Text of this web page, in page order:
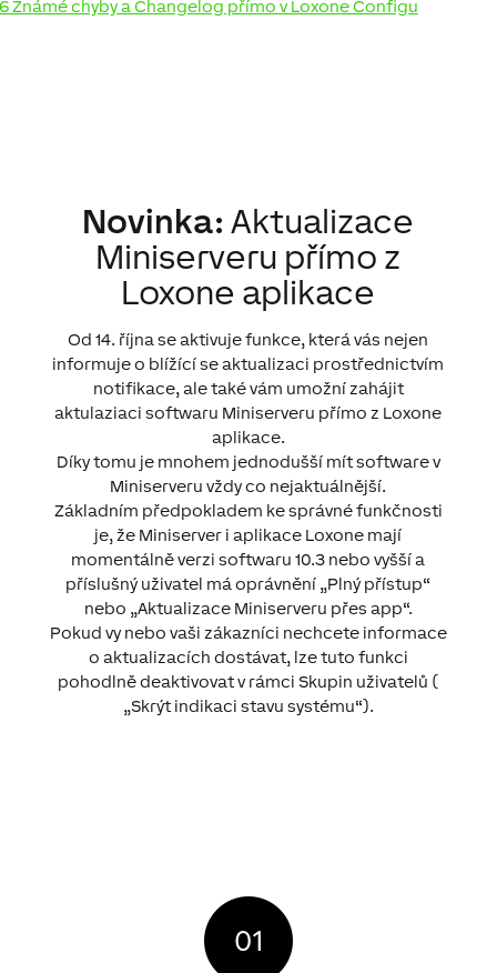
Známé chyby a Changelog přímo v Loxone Configu
Novinka: Aktualizace
Miniserveru přímo z
Loxone aplikace
Od 14. října se aktivuje funkce, která vás nejen
informuje o blížící se aktualizaci prostřednictvím
notifikace, ale také vám umožní zahájit
aktulaziaci softwaru Miniserveru přímo z Loxone
aplikace.
Díky tomu je mnohem jednodušší mít software v
Miniserveru vždy co nejaktuálnější.
Základním předpokladem ke správné funkčnosti
je, že Miniserver i aplikace Loxone mají
momentálně verzi softwaru 10.3 nebo vyšší a
příslušný uživatel má oprávnění „Plný přístup“
nebo „Aktualizace Miniserveru přes app“.
Pokud vy nebo vaši zákazníci nechcete informace
o aktualizacích dostávat, lze tuto funkci
pohodlně deaktivovat v rámci Skupin uživatelů (
„Skrýt indikaci stavu systému“).